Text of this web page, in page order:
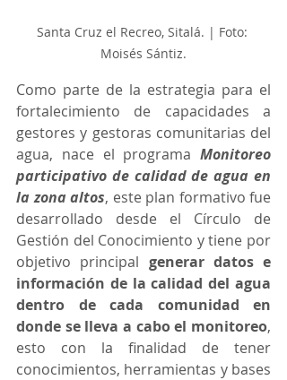
Santa Cruz el Recreo, Sitalá. | Foto:
Moisés Sántiz.
Como parte de la estrategia para el
fortalecimiento de capacidades a
gestores y gestoras comunitarias del
agua, nace el programa Monitoreo
participativo de calidad de agua en
la zona altos, este plan formativo fue
desarrollado desde el Círculo de
Gestión del Conocimiento y tiene por
objetivo principal generar datos e
información de la calidad del agua
dentro de cada comunidad en
donde se lleva a cabo el monitoreo,
esto con la finalidad de tener
conocimientos, herramientas y bases